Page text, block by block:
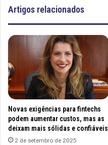
Artigos relacionados
Novas exigências para fintechs
podem aumentar custos, mas as
deixam mais sólidas e confiáveis
2 de setembro de 2025